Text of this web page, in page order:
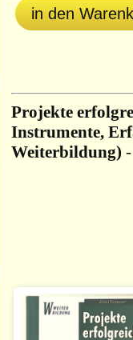
in den
Projekte
Instrumente,
Weiterbildung)